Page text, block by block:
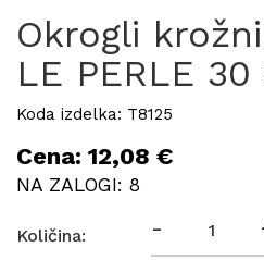
Okrogli
LE PERLE
Koda izdelka: T8125
Cena: 12,08 €
NA ZALOGI: 8
Količina: -